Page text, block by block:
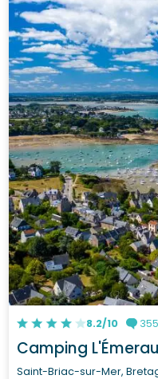
8.2/10
Camping
Saint-Briac-sur-Mer,